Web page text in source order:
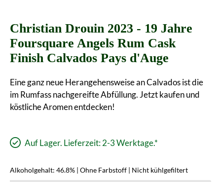
Christian Drouin 2023 - 19 Jahre
Foursquare Angels Rum Cask
Finish Calvados Pays d'Auge
Eine ganz neue Herangehensweise an Calvados ist die
im Rumfass nachgereifte Abfüllung. Jetzt kaufen und
köstliche Aromen entdecken!
Auf Lager. Lieferzeit: 2-3 Werktage.*
Alkoholgehalt: 46.8% | Ohne Farbstoff | Nicht kühlgefiltert